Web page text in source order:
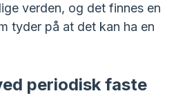
verden, og det finnes en
tyder på at det kan ha en
periodisk faste